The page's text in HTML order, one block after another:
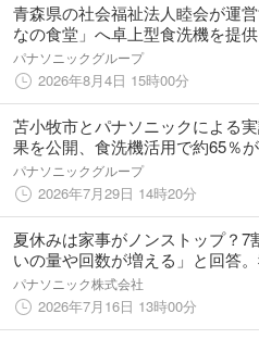
青森県の社会福祉法人睦会が運
なの食堂」へ卓上型食洗機を提
ちの活動支援・新たな子育て環境
を探索 ～こども家庭庁「こども
ション」子育て環境支援の一環～
パナソニックグループ
2026年8月4日 15時00分
苫小牧市とパナソニックによる
果を公開、食洗機活用で約65％
の平等感や女性活躍の推進につな
感
パナソニックグループ
2026年7月29日 14時20分
夏休みは家事がノンストップ？7
いの量や回数が増える」と回答
最もつらい家事は「溜まった食器
休みの“救世主家電”は食洗機が最
パナソニック株式会社
2026年7月16日 13時00分